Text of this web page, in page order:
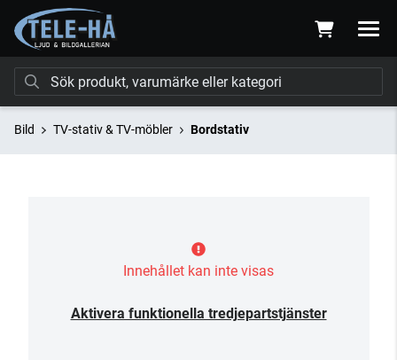
Bild TV-stativ & TV-möbler Bordstativ
Innehållet kan inte visas
Aktivera funktionella tredjepartstjänster